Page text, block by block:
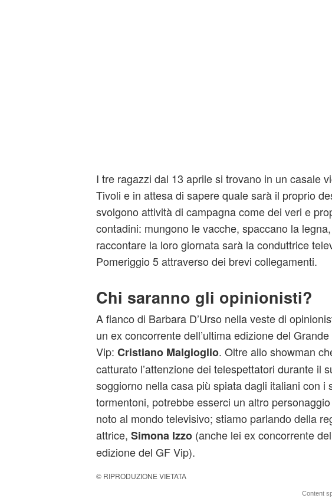
I tre ragazzi dal 13 aprile si trovano in un casale
Tivoli e in attesa di sapere quale sarà il proprio
svolgono attività di campagna come dei veri e
contadini: mungono le vacche, spaccano la
raccontare la loro giornata sarà la conduttrice
Pomeriggio 5 attraverso dei brevi collegamenti.
Chi saranno gli opinionisti?
A fianco di Barbara D’Urso nella veste di
un ex concorrente dell’ultima edizione del
Vip: Cristiano Malgioglio. Oltre allo showman
catturato l’attenzione dei telespettatori durante il
soggiorno nella casa più spiata dagli italiani con i
tormentoni, potrebbe esserci un altro
noto al mondo televisivo; stiamo parlando della
attrice, Simona Izzo(anche lei ex concorrente
edizione del GF Vip).
© RIPRODUZIONE VIETATA
Content